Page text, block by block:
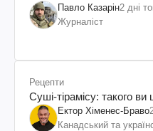
Павло Казарін2 дні
Журналіст
Рецепти
Суші-тірамісу: такого
Ектор Хіменес-Браво
Канадський та